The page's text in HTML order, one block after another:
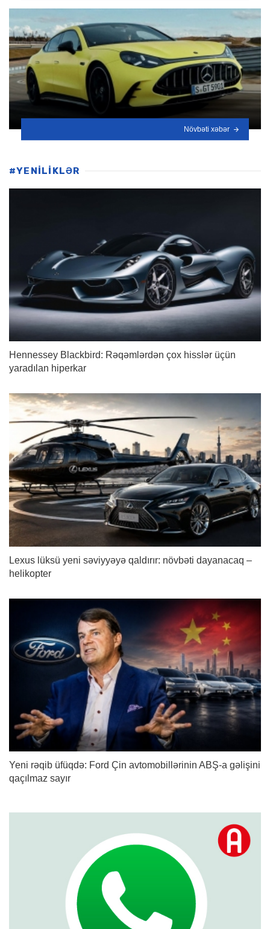
Növbəti xəbər
#YENİLİKLƏR
Hennessey Blackbird: Rəqəmlərdən çox hisslər üçün
yaradılan hiperkar
Lexus lüksü yeni səviyyəyə qaldırır: növbəti dayanacaq –
helikopter
Yeni rəqib üfüqdə: Ford Çin avtomobillərinin ABŞ-a gəlişini
qaçılmaz sayır